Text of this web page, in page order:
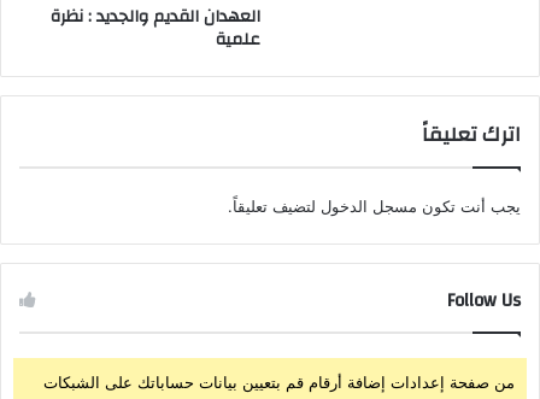
العهدان القديم والجديد : نظرة
علمية
اترك تعليقاً
يجب أنت تكون مسجل الدخول لتضيف تعليقاً.
Follow Us
من صفحة إعدادات إضافة أرقام قم بتعيين بيانات حساباتك على الشبكات